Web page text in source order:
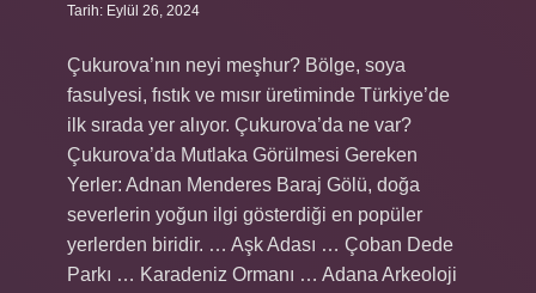
Tarih: Eylül 26, 2024
Çukurova’nın neyi meşhur? Bölge, soya
fasulyesi, fıstık ve mısır üretiminde Türkiye’de
ilk sırada yer alıyor. Çukurova’da ne var?
Çukurova’da Mutlaka Görülmesi Gereken
Yerler: Adnan Menderes Baraj Gölü, doğa
severlerin yoğun ilgi gösterdiği en popüler
yerlerden biridir. … Aşk Adası … Çoban Dede
Parkı … Karadeniz Ormanı … Adana Arkeoloji